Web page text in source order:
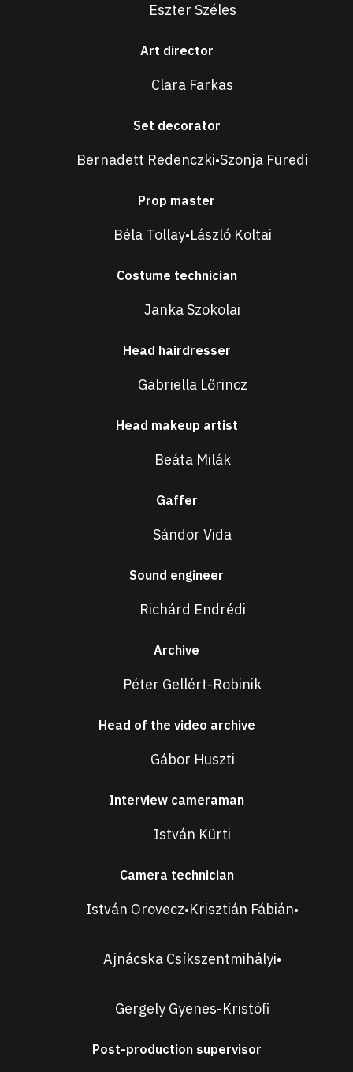
Eszter Széles
Art director
Clara Farkas
Set decorator
Bernadett Redenczki•Szonja Füredi
Prop master
Béla Tollay•László Koltai
Costume technician
Janka Szokolai
Head hairdresser
Gabriella Lőrincz
Head makeup artist
Beáta Milák
Gaffer
Sándor Vida
Sound engineer
Richárd Endrédi
Archive
Péter Gellért-Robinik
Head of the video archive
Gábor Huszti
Interview cameraman
István Kürti
Camera technician
István Orovecz•Krisztián Fábián•
Ajnácska Csíkszentmihályi•
Gergely Gyenes-Kristófi
Post-production supervisor